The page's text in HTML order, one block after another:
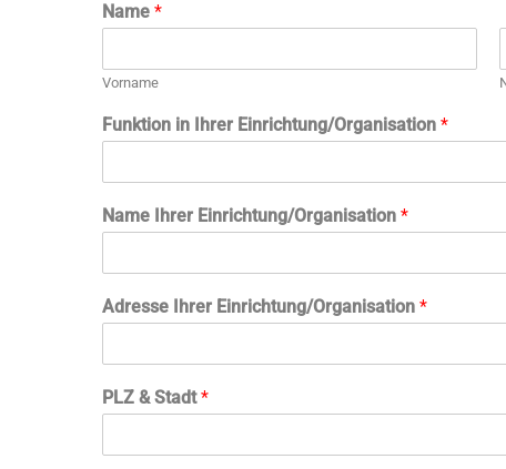
i
B
N
i
c
Name *
Vorname
Funktion in Ihrer Einrichtung/Organisation *
Name Ihrer Einrichtung/Organisation *
Adresse Ihrer Einrichtung/Organisation *
PLZ & Stadt*